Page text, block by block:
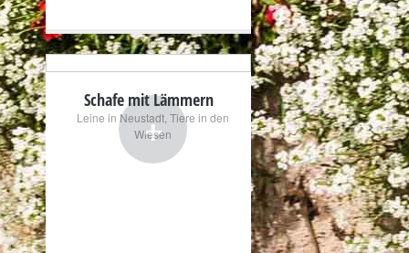
+
Schafe mit Lämmern
Leine in Neustadt Tiere in den
Wiesen